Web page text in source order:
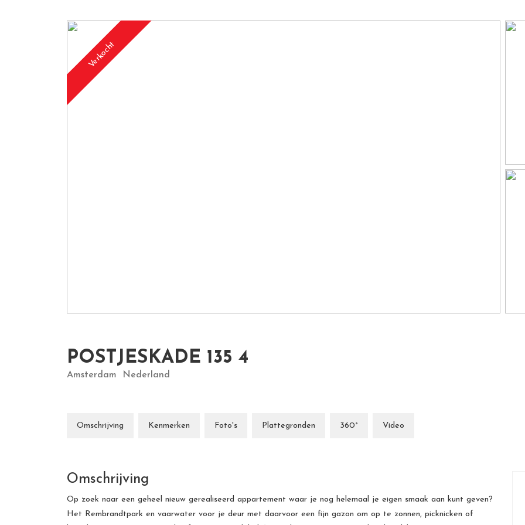
Verkocht
POSTJESKADE 135 4
Amsterdam Nederland
Omschrijving Kenmerken Foto's Plattegronden 360° Video
Omschrijving
Op zoek naar een geheel nieuw gerealiseerd appartement waar je nog helemaal je eigen smaak aan kunt geven?
Het Rembrandtpark en vaarwater voor je deur met daarvoor een fijn gazon om op te zonnen, picknicken of